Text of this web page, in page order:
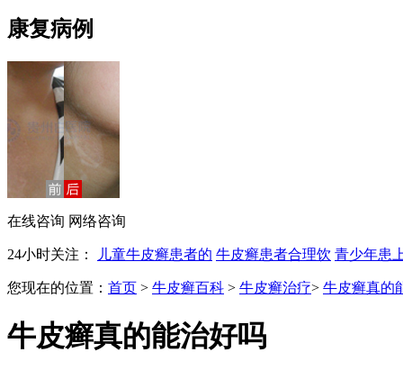
康复病例
在线咨询 网络咨询
24小时关注： 儿童牛皮癣患者的 牛皮癣患者合理饮 青少年患
您现在的位置： 首页 > 牛皮癣百科 > 牛皮癣治疗> 牛皮癣真的
牛皮癣真的能治好吗